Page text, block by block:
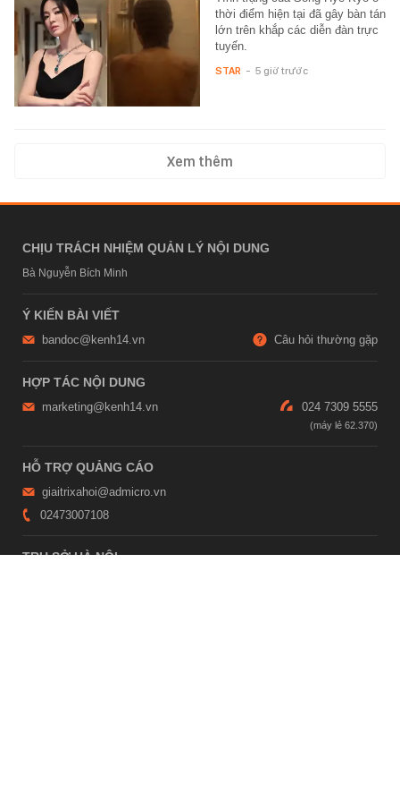
thời điểm hiện tại đã gây bàn tán
lớn trên khắp các diễn đàn trực
tuyến.
STAR - 5 giờ trước
Xem thêm
CHỊU TRÁCH NHIỆM QUẢN LÝ NỘI DUNG
Bà Nguyễn Bích Minh
Ý KIẾN BÀI VIẾT
bandoc@kenh14.vn Câu hỏi thường gặp
HỢP TÁC NỘI DUNG
marketing@kenh14.vn 024 7309 5555
HỖ TRỢ QUẢNG CÁO
giaitrixahoi@admicro.vn
02473007108
TRỤ SỞ HÀ NỘI